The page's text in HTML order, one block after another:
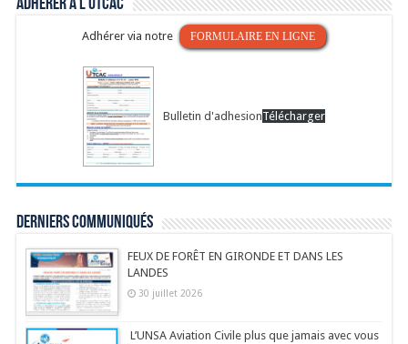
Adhérer à l’UTCAC
Adhérer via notre FORMULAIRE EN LIGNE
Bulletin d'adhesionTélécharger
Derniers communiqués
FEUX DE FORÊT EN GIRONDE ET DANS LES
LANDES
30 juillet 2026
L’UNSA Aviation Civile plus que jamais avec vous